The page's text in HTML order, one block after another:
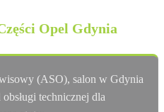
Opel Gdynia
(ASO), salon w Gdynia
technicznej dla